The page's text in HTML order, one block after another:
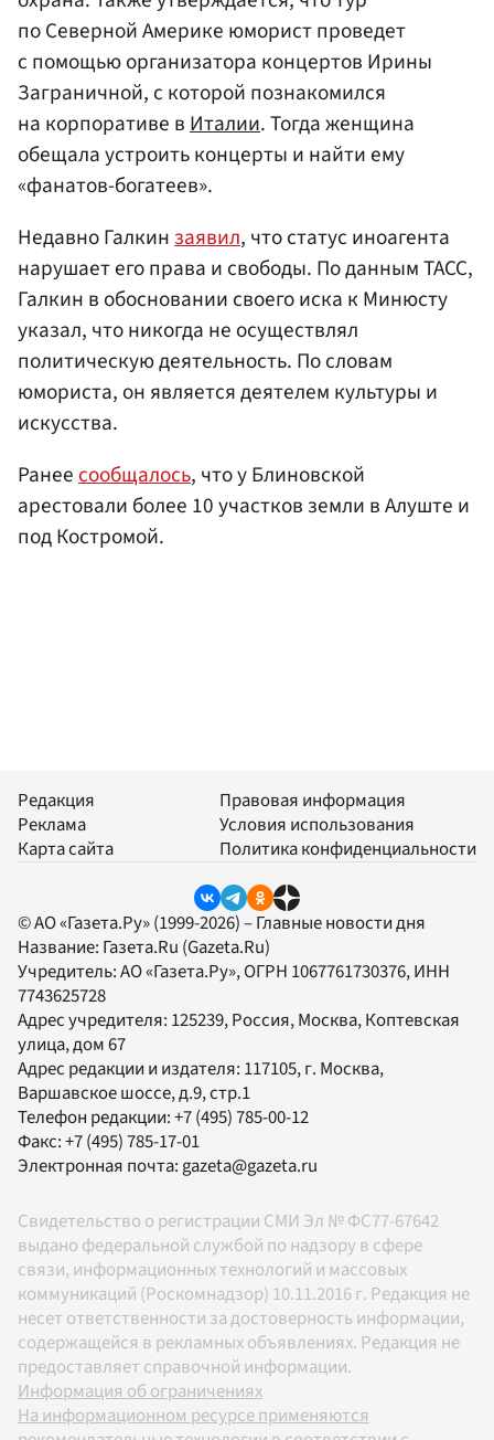
по Северной Америке юморист проведет
с помощью организатора концертов Ирины
Заграничной, с которой познакомился
на корпоративе вИталии. Тогда женщина
обещала устроить концерты и найти ему
«фанатов-богатеев».
Недавно Галкинзаявил, что статус иноагента
нарушает его права и свободы. По данным ТАСС,
Галкин в обосновании своего иска к Минюсту
указал, что никогда не осуществлял
политическую деятельность. По словам
юмориста, он является деятелем культуры и
искусства.
Ранеесообщалось, что у Блиновской
арестовали более 10 участков земли в Алуште и
под Костромой.
Редакция
Реклама
Карта сайта
Правовая информация
Условия использования
Политика конфиденциальности
© АО «Газета.Ру» (1999-2026) – Главные новости дня
Название: Газета.Ru (Gazeta.Ru)
Учредитель:АО «Газета.Ру», ОГРН 1067761730376, ИНН
7743625728
Адрес учредителя: 125239, Россия, Москва, Коптевская
улица, дом 67
Адрес редакции и издателя: 117105, г. Москва,
Варшавское шоссе, д.9, стр.1
Телефон редакции:+7 (495) 785-00-12
Факс:+7 (495) 785-17-01
Электронная почта: gazeta@gazeta.ru
Свидетельство о регистрации СМИ Эл № ФС77-67642
выдано федеральной службой по надзору в сфере
связи, информационных технологий и массовых
коммуникаций (Роскомнадзор) 10.11.2016 г. Редакция не
несет ответственности за достоверность информации,
содержащейся в рекламных объявлениях. Редакция не
предоставляет справочной информации.
Информация об ограничениях
На информационном ресурсе применяются